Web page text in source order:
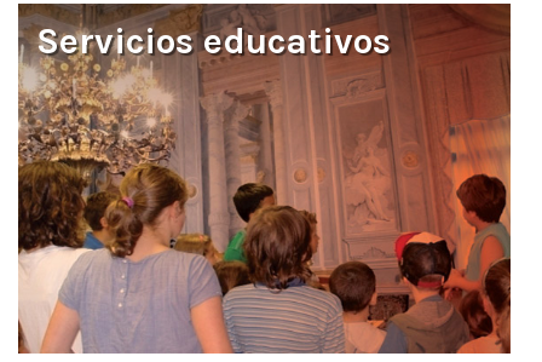
Servicios educativos